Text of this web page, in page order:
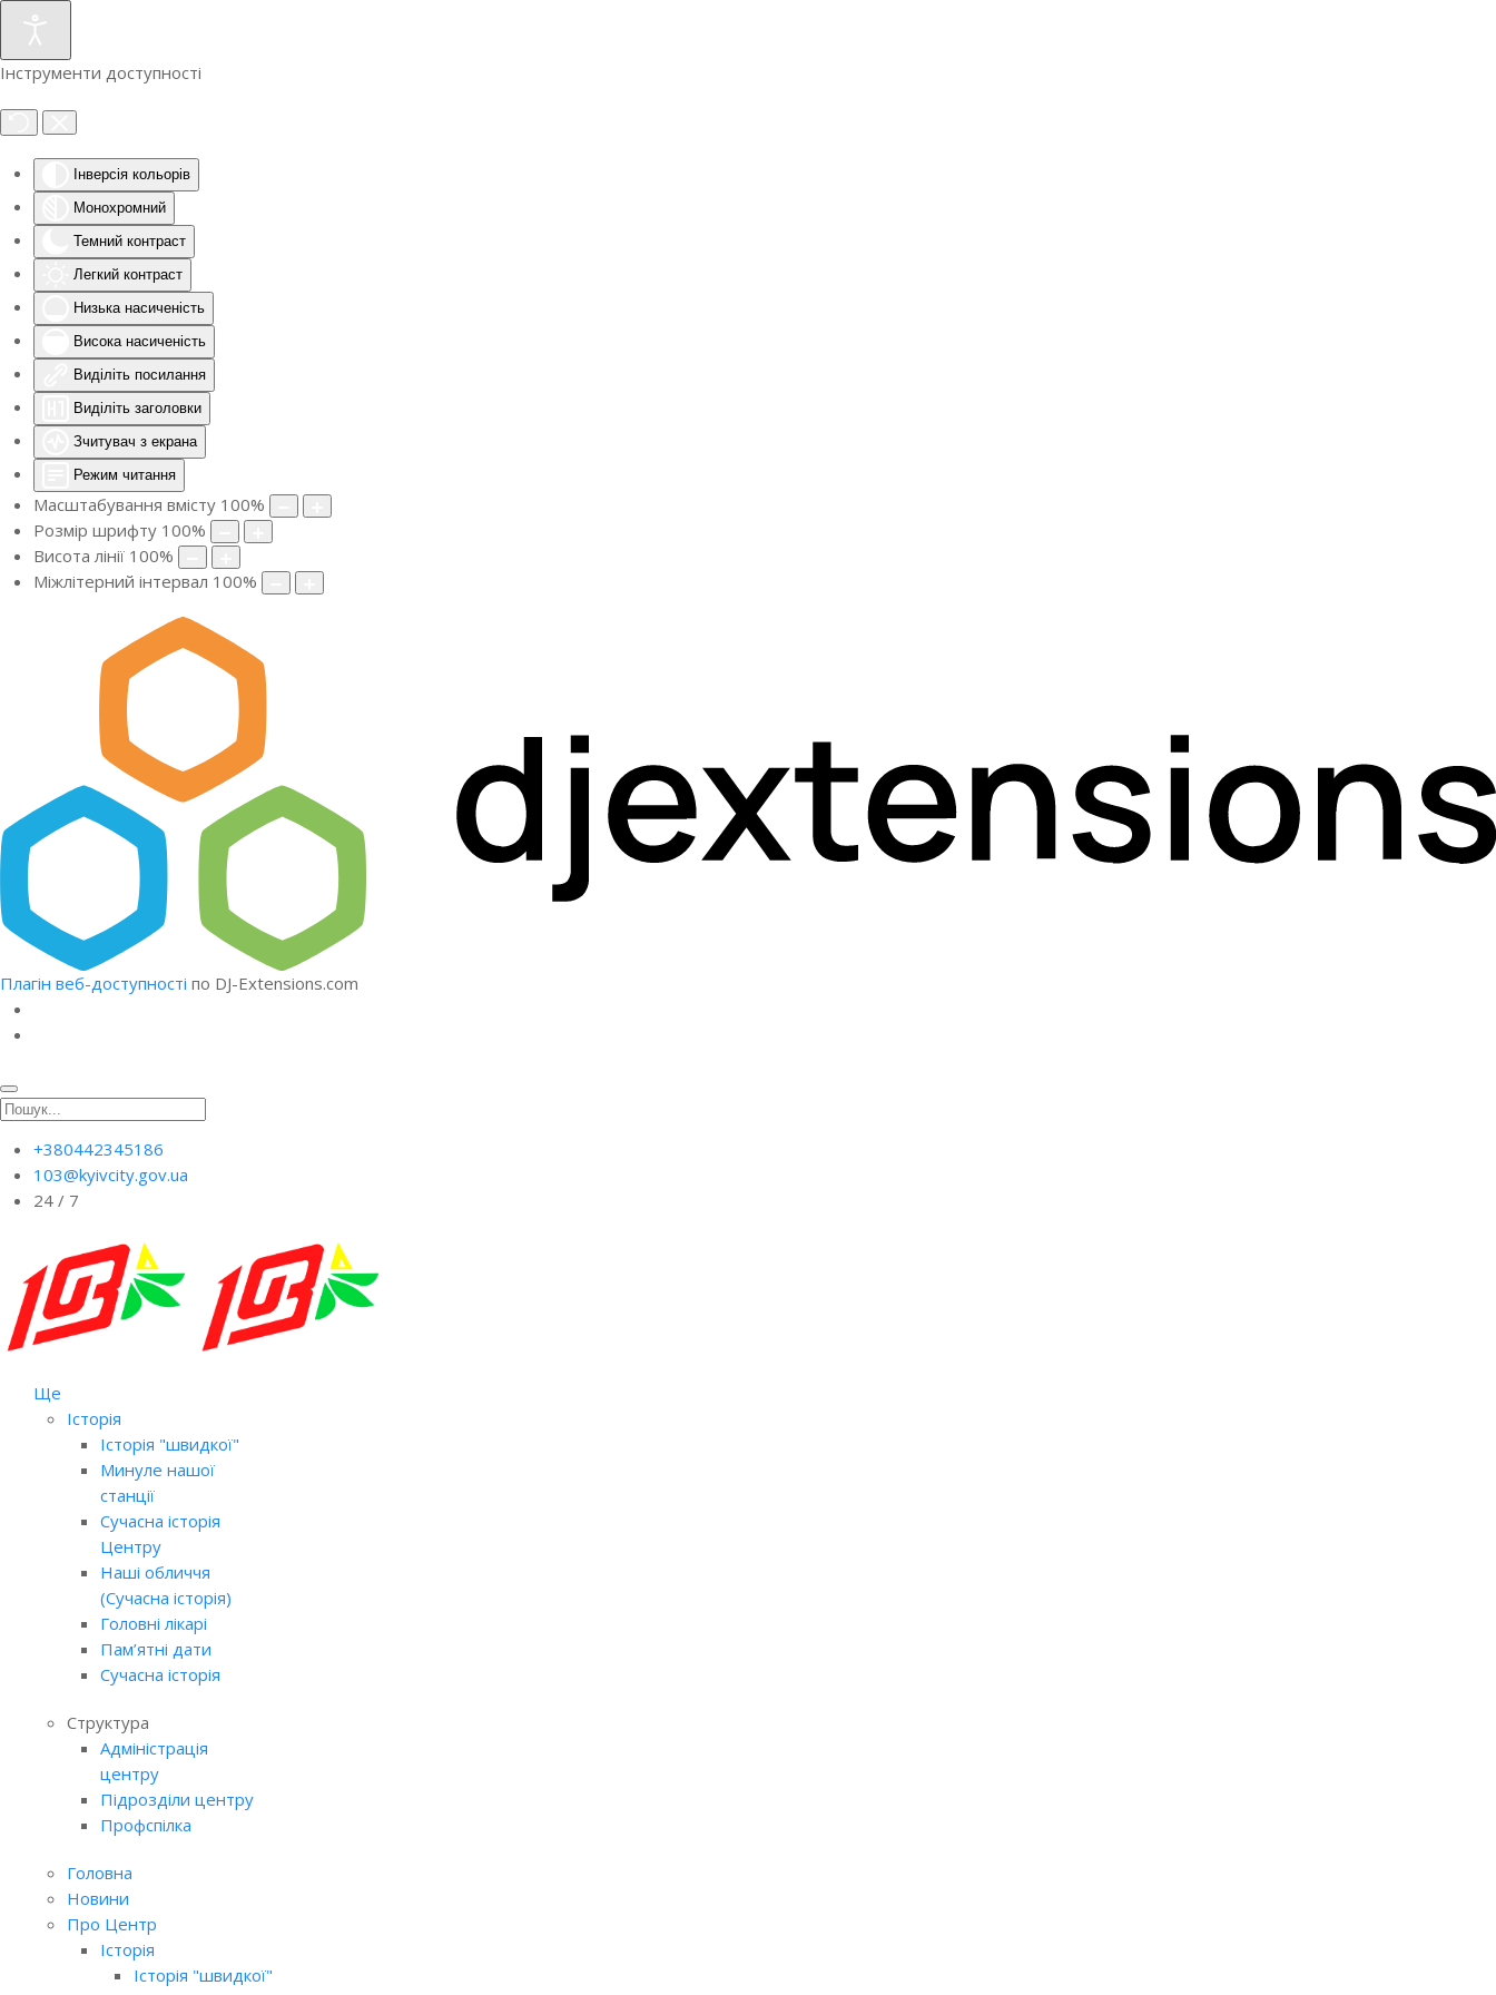
Інструменти доступності
Інверсія кольорів
Монохромний
Темний контраст
Легкий контраст
Низька насиченість
Висока насиченість
Виділіть посилання
Виділіть заголовки
Зчитувач з екрана
Режим читання
Масштабування вмісту 100%
Розмір шрифту 100%
Висота лінії 100%
Міжлітерний інтервал 100%
Плагін веб-доступності по DJ-Extensions.com
+380442345186
103@kyivcity.gov.ua
24 / 7
Ще
Історія
Історія "швидкої"
Минуле нашої
станції
Сучасна історія
Центру
Наші обличчя
(Сучасна історія)
Головні лікарі
Пам’ятні дати
Сучасна історія
Структура
Адміністрація
центру
Підрозділи центру
Профспілка
Головна
Новини
Про Центр
Історія
Історія "швидкої"